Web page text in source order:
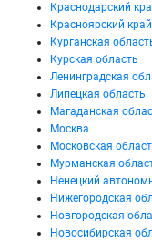
Краснодарский
Красноярский край
Курганская
Курская область
Ленинградская
Липецкая область
Магаданская
Москва
Московская
Мурманская
Ненецкий
Нижегородская
Новгородская
Новосибирская